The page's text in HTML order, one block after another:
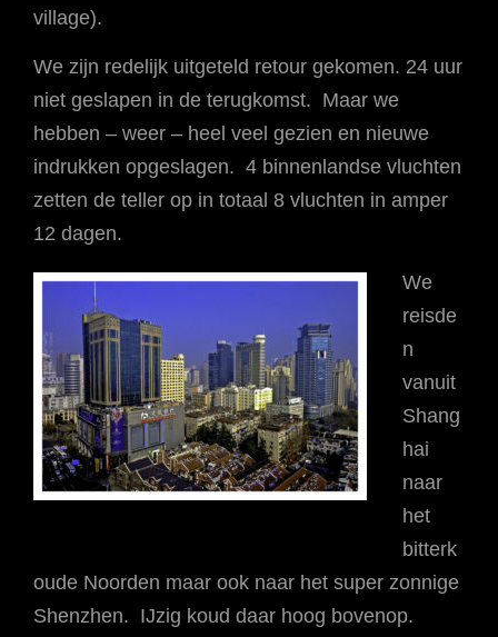
village).
We zijn redelijk uitgeteld retour gekomen. 24 uur
niet geslapen in de terugkomst. Maar we
hebben – weer – heel veel gezien en nieuwe
indrukken opgeslagen. 4 binnenlandse vluchten
zetten de teller op in totaal 8 vluchten in amper
12 dagen.
We
reisde
n
vanuit
Shang
hai
naar
het
bitterk
oude Noorden maar ook naar het super zonnige
Shenzhen. IJzig koud daar hoog bovenop.